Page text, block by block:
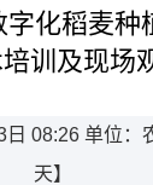
化稻麦种
训及现场
日 08:26 单位：
天】